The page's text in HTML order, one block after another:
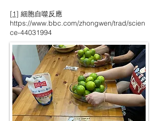
[1] 細胞自噬反應
https://www.bbc.com/zhongwen/trad/scien
ce-44031994